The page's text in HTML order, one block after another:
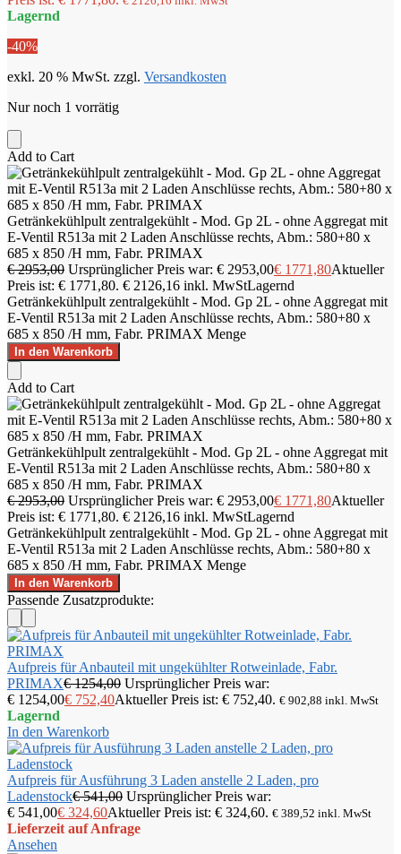
Lagernd
-40%
exkl. 20 % MwSt. zzgl. Versandkosten
Nur noch 1 vorrätig
Add to Cart
Getränkekühlpult zentralgekühlt - Mod. Gp 2L - ohne Aggregat mit
E-Ventil R513a mit 2 Laden Anschlüsse rechts, Abm.: 580+80 x
685 x 850 /H mm, Fabr. PRIMAX
€2953,00 Ursprünglicher Preis war: € 2953,00€ 1771,80Aktueller
Preis ist: € 1771,80. € 2126,16 inkl. MwStLagernd
Getränkekühlpult zentralgekühlt - Mod. Gp 2L - ohne Aggregat mit
E-Ventil R513a mit 2 Laden Anschlüsse rechts, Abm.: 580+80 x
685 x 850 /H mm, Fabr. PRIMAX Menge
In den Warenkorb
Add to Cart
Getränkekühlpult zentralgekühlt - Mod. Gp 2L - ohne Aggregat mit
E-Ventil R513a mit 2 Laden Anschlüsse rechts, Abm.: 580+80 x
685 x 850 /H mm, Fabr. PRIMAX
€2953,00 Ursprünglicher Preis war: € 2953,00€ 1771,80Aktueller
Preis ist: € 1771,80. € 2126,16 inkl. MwStLagernd
Getränkekühlpult zentralgekühlt - Mod. Gp 2L - ohne Aggregat mit
E-Ventil R513a mit 2 Laden Anschlüsse rechts, Abm.: 580+80 x
685 x 850 /H mm, Fabr. PRIMAX Menge
In den Warenkorb
Passende Zusatzprodukte:
Aufpreis für Anbauteil mit ungekühlter Rotweinlade, Fabr.
PRIMAX€1254,00 Ursprünglicher Preis war:
€ 1254,00€ 752,40Aktueller Preis ist: € 752,40. € 902,88 inkl. MwSt
Lagernd
In den Warenkorb
Aufpreis für Ausführung 3 Laden anstelle 2 Laden, pro
Ladenstock€541,00 Ursprünglicher Preis war:
€ 541,00€ 324,60Aktueller Preis ist: € 324,60. € 389,52 inkl. MwSt
Lieferzeit auf Anfrage
Ansehen